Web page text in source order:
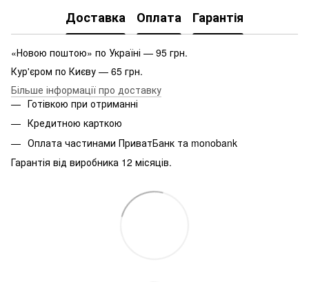
Доставка Оплата Гарантія
«Новою поштою» по Україні — 95 грн.
Кур'єром по Києву — 65 грн.
Більше інформації про доставку
Готівкою при отриманні
Кредитною карткою
Оплата частинами ПриватБанк та monobank
Гарантія від виробника 12 місяців.